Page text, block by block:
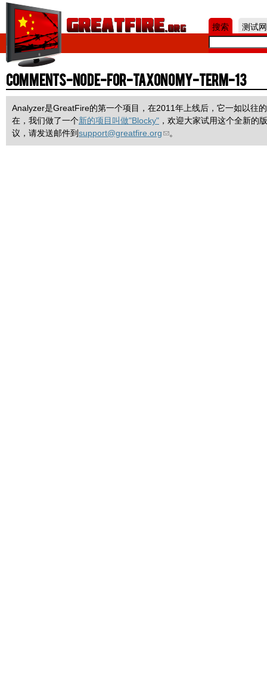
搜索 测试
comments-node-for-taxonomy-term-13
Analyzer是GreatFire的第一个项目，在2011年上线后，它一如以往
在，我们做了一个新的项目叫做"Blocky" ，欢迎大家试用这个全新的
议，请发送邮件到support@greatfire.org 。